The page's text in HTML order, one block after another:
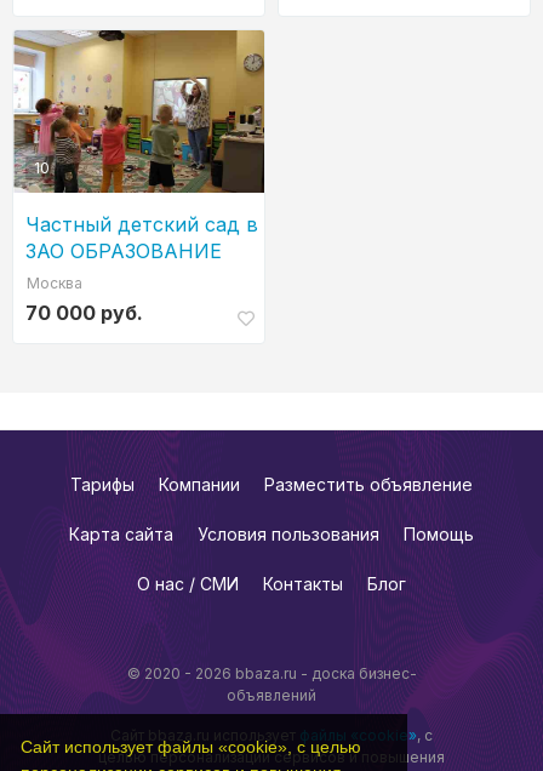
Сайт использует файлы «cookie», с целью
10
Частный детский сад в
ЗАО ОБРАЗОВАНИЕ
ПЛЮС...I
Москва
70 000 руб.
© 2020 - 2026 bbaza.ru - доска бизнес-
объявлений
Сайт bbaza.ru использует файлы «cookie», с
целью персонализации сервисов и повышения
Тарифы Компании Разместить объявление
Карта сайта Условия пользования Помощь
О нас / СМИ Контакты Блог